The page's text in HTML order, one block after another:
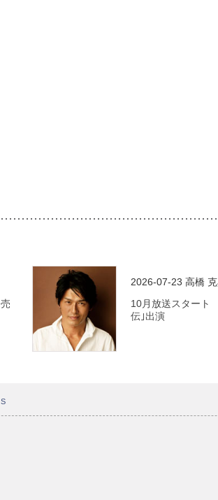
2026-07-23 高橋
10月放送スタート
伝｣出演